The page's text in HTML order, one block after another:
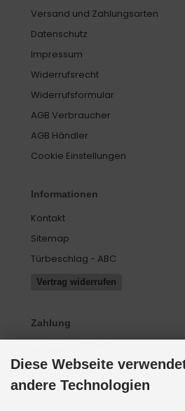
Versand und Zahlungsarten
Datenschutz
Impressum
Widerrufsrecht
Widerrufsformular
AGB Verbraucher
AGB Händler
Cookie Einstellungen
Informationen
Kontakt
Sitemap
Türbeschlag - ABC
Vertrag widerrufen
Zahlung
Versand
Diese Webseite
andere Technologien